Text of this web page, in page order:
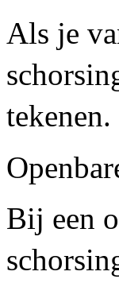
Als je
Bij een